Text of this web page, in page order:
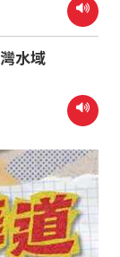
水域